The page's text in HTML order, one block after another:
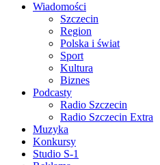
Wiadomości
Szczecin
Region
Polska i świat
Sport
Kultura
Biznes
Podcasty
Radio Szczecin
Radio Szczecin Extra
Muzyka
Konkursy
Studio S-1